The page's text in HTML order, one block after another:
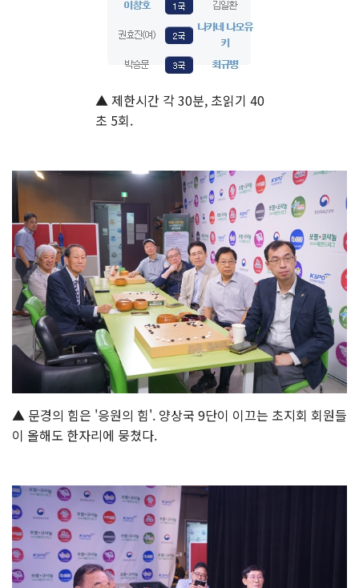
▲ 제한시간 각 30분, 초읽기 40
초 5회.
▲ 문경의 힘은 '응원의 힘'. 양상국 9단이 이끄는 초지회 회원들
이 올해도 한자리에 뭉쳤다.